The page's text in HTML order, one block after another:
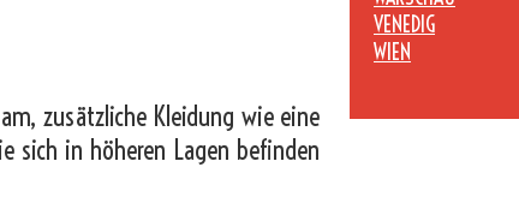
zusätzliche Kleidung wie eine
sich in höheren Lagen befinden
VENEDIG
WIEN